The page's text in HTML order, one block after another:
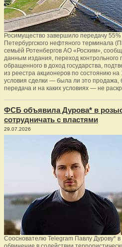
Росимущество завершило передачу 55%
Петербургского нефтяного терминала
семьёй Ротенбергов АО «Росхим»,
данным издания, переход контрольного
обращенного в доход государства,
из реестра акционеров по состоянию на
условия сделки — была ли это продажа,
передача и на каких условиях — не
ФСБ объявила Дурова* в
сотрудничать с властями
29.07.2026
Сооснователю Telegram Павлу Дурову*